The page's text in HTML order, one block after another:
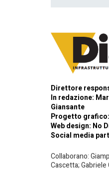
Direttore
In redazione:
Giansante
Progetto
Web design: No
Social media
Collaborano:
Cascetta;